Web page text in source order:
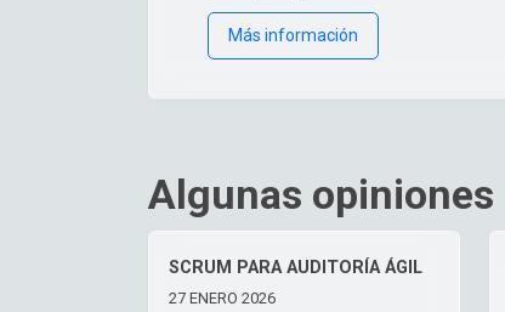
Más información
Algunas opiniones
SCRUM PARA AUDITORÍA ÁGIL
27 ENERO 2026